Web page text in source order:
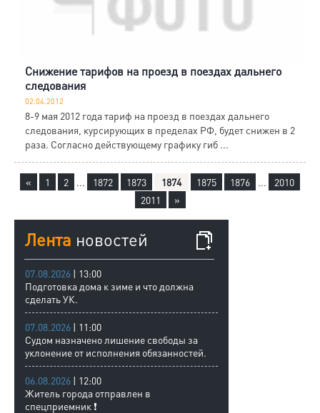
Снижение тарифов на проезд в поездах дальнего
следования
02.04.2012
8-9 мая 2012 года тариф на проезд в поездах дальнего
следования, курсирующих в пределах РФ, будет снижен в 2
раза. Согласно действующему графику гиб ...
« 1 2 ... 1872 1873 1874 1875 1876 ...
2010
2011
»
Лента новостей
07.08.2026 | 13:00
Подготовка дома к зиме и что должна
сделать УК.
07.08.2026 | 11:00
Судом назначено лишение свободы за
уклонение от исполнения обязанностей.
06.08.2026 | 12:00
Житель города отправлен в
спецприемник ❗